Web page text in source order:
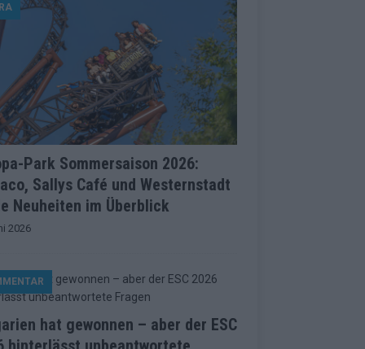
Park Sommersaison 2026:
Sallys Café und Westernstadt
Neuheiten im Überblick
2026
hat gewonnen – aber der ESC